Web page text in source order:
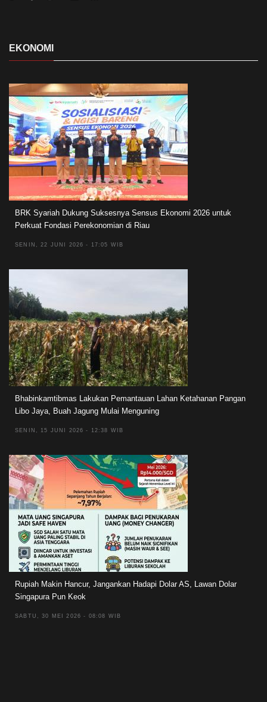
EKONOMI
BRK Syariah Dukung Suksesnya Sensus Ekonomi 2026 untuk
Perkuat Fondasi Perekonomian di Riau
SENIN, 22 JUNI 2026 - 17:05 WIB
Bhabinkamtibmas Lakukan Pemantauan Lahan Ketahanan Pangan
Libo Jaya, Buah Jagung Mulai Menguning
SENIN, 15 JUNI 2026 - 12:38 WIB
Rupiah Makin Hancur, Jangankan Hadapi Dolar AS, Lawan Dolar
Singapura Pun Keok
SABTU, 30 MEI 2026 - 08:08 WIB